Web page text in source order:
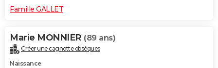
Famille GALLET
Marie MONNIER (89 ans)
Créer une cagnotte obsèques
Naissance